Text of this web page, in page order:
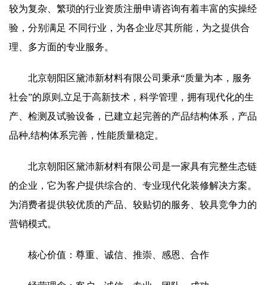
较为复杂、繁琐的行业资质注册申请咨询有着丰富的实操经
验，分别满足 不同行业，为各企业尽其所能，为之提供合
理、多方面的专业服务。
北京朝阳区黛沛新材料有限公司秉承“质量为本，服务
社会”的原则,立足于高新技术，科学管理，拥有现代化的生
产、检测及试验设备，已建立起完善的产品结构体系，产品
品种,结构体系完善，性能质量稳定。
北京朝阳区黛沛新材料有限公司是一家具有完整生态链
的企业，它为客户提供综合的、专业现代化装修解决方案。
为消费者提供较优质的产品、较贴切的服务、较具竞争力的
营销模式。
核心价值：尊重、诚信、推崇、感恩、合作